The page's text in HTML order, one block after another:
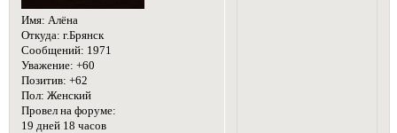
Имя: Алёна
Откуда: г.Брянск
Сообщений: 1971
Уважение: +60
Позитив: +62
Пол: Женский
Провел на форуме:
19 дней 18 часов